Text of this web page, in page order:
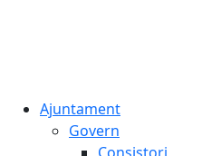
Ajuntament
Govern